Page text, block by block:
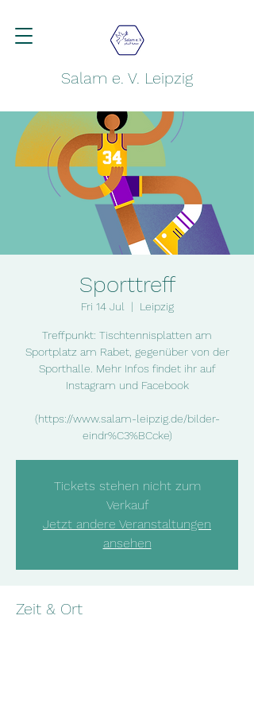
Salam e. V. Leipzig
Sporttreff
Fri 14 Jul
  |
Leipzig
Treffpunkt: Tischtennisplatten am
Sportplatz am Rabet, gegenüber von der
Sporthalle. Mehr Infos findet ihr auf
Instagram und Facebook
(https://www.salam-leipzig.de/bilder-
eindr%C3%BCcke)
Tickets stehen nicht zum
Verkauf
Jetzt andere Veranstaltungen
ansehen
Zeit & Ort